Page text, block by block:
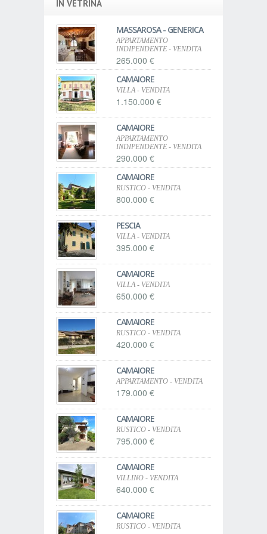
IN VETRINA
MASSAROSA - GENERICA
APPARTAMENTO
INDIPENDENTE - VENDITA
265.000 €
CAMAIORE
VILLA - VENDITA
1.150.000 €
CAMAIORE
APPARTAMENTO
INDIPENDENTE - VENDITA
290.000 €
CAMAIORE
RUSTICO - VENDITA
800.000 €
PESCIA
VILLA - VENDITA
395.000 €
CAMAIORE
VILLA - VENDITA
650.000 €
CAMAIORE
RUSTICO - VENDITA
420.000 €
CAMAIORE
APPARTAMENTO - VENDITA
179.000 €
CAMAIORE
RUSTICO - VENDITA
795.000 €
CAMAIORE
VILLINO - VENDITA
640.000 €
CAMAIORE
RUSTICO - VENDITA